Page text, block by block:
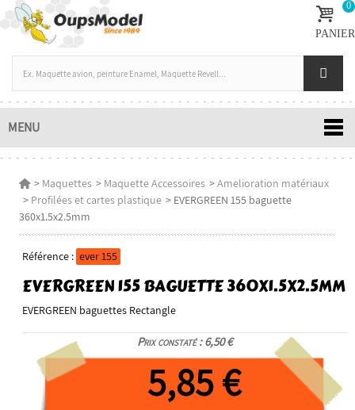
0
PANIER
MENU
> Maquettes > Maquette Accessoires >Amelioration matériaux
> Profilées et cartes plastique > EVERGREEN 155 baguette
360x1.5x2.5mm
Référence : ever 155
EVERGREEN 155 BAGUETTE 360X1.5X2.5MM
EVERGREEN baguettes Rectangle
Prix constaté : 6,50 €
5,85 €